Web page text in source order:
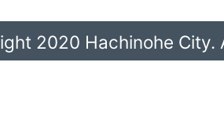
2020 Hachinohe City.